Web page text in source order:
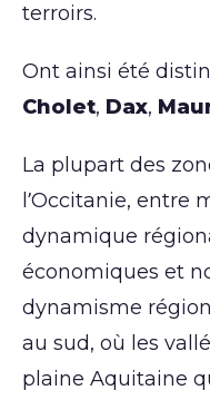
terroirs.
Ont ainsi été
Cholet, Dax,
La plupart des
l’Occitanie, entre
dynamique
économiques et
dynamisme
au sud, où les
plaine Aquitaine